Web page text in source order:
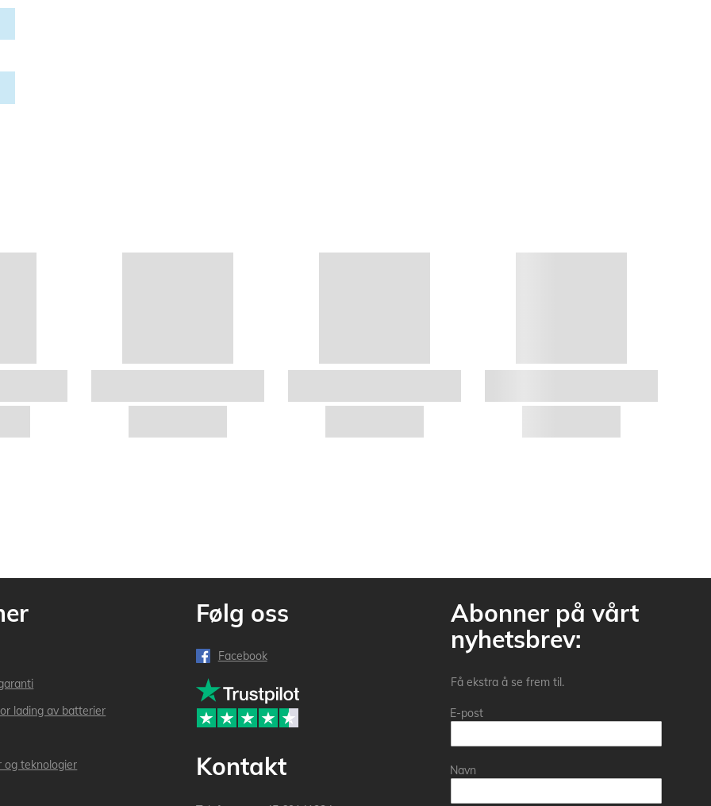
lading av batterier
og teknologier
Følg oss
Facebook
Kontakt
Abonner på vårt
nyhetsbrev:
Få ekstra å se frem til.
E-post
Navn